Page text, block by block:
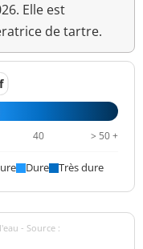
Elle est
de tartre.
40 > 50 +
Dure Très dure
- Source :